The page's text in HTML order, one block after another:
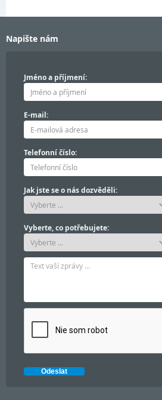
Napište nám
Jméno a příjmení:
E-mail:
Telefonní číslo:
Jak jste se o nás dozvěděli:
Vyberte, co potřebujete: